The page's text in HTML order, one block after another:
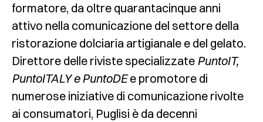
formatore, da oltre quarantacinque anni
attivo nella comunicazione del settore della
ristorazione dolciaria artigianale e del gelato.
Direttore delle riviste specializzate PuntoIT,
PuntoITALY e PuntoDEe promotore di
numerose iniziative di comunicazione rivolte
ai consumatori, Puglisi è da decenni